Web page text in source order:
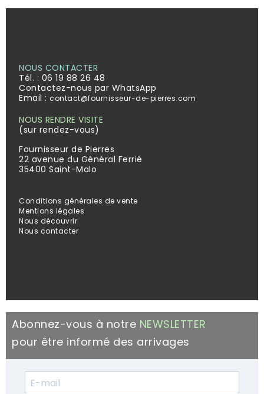
NOUS CONTACTER
Tél. : 06 19 88 26 48
Contactez-nous par WhatsApp
Email : contact@fournisseur-de-pierres.com
NOUS RENDRE VISITE
(sur rendez-vous)
Fournisseur de Pierres
22 avenue du Général Ferrié
35400 Saint-Malo
Conditions générales de vente
Mentions légales
Nous découvrir
Nous contacter
Abonnez-vous à notre NEWSLETTER
pour être informé des arrivages